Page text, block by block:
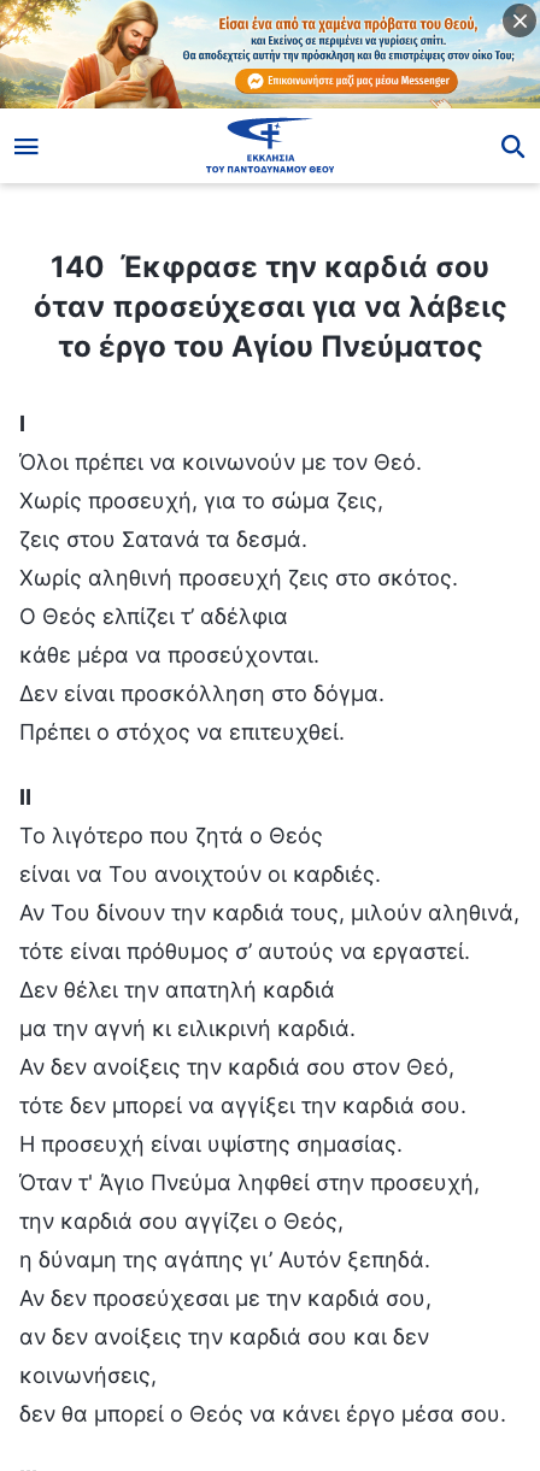
140 Έκφρασε την καρδιά σου
όταν προσεύχεσαι για να λάβεις
το έργο του Αγίου Πνεύματος
Ⅰ
Όλοι πρέπει να κοινωνούν με τον Θεό.
Χωρίς προσευχή, για το σώμα ζεις,
ζεις στου Σατανά τα δεσμά.
Χωρίς αληθινή προσευχή ζεις στο σκότος.
Ο Θεός ελπίζει τ’ αδέλφια
κάθε μέρα να προσεύχονται.
Δεν είναι προσκόλληση στο δόγμα.
Πρέπει ο στόχος να επιτευχθεί.
Ⅱ
Το λιγότερο που ζητά ο Θεός
είναι να Του ανοιχτούν οι καρδιές.
Αν Του δίνουν την καρδιά τους, μιλούν αληθινά,
τότε είναι πρόθυμος σ’ αυτούς να εργαστεί.
Δεν θέλει την απατηλή καρδιά
μα την αγνή κι ειλικρινή καρδιά.
Αν δεν ανοίξεις την καρδιά σου στον Θεό,
τότε δεν μπορεί να αγγίξει την καρδιά σου.
Η προσευχή είναι υψίστης σημασίας.
Όταν τ' Άγιο Πνεύμα ληφθεί στην προσευχή,
την καρδιά σου αγγίζει ο Θεός,
η δύναμη της αγάπης γι’ Αυτόν ξεπηδά.
Αν δεν προσεύχεσαι με την καρδιά σου,
αν δεν ανοίξεις την καρδιά σου και δεν
κοινωνήσεις,
δεν θα μπορεί ο Θεός να κάνει έργο μέσα σου.